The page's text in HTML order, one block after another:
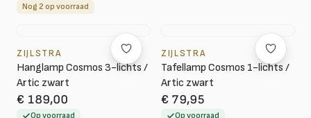
Nog 2 op voorraad
ZIJLSTRA
Hanglamp Cosmos 3-lichts /
Artic zwart
€ 189,00
Op voorraad
ZIJLSTRA
Tafellamp Cosmos 1-lichts /
Artic zwart
€ 79,95
Op voorraad